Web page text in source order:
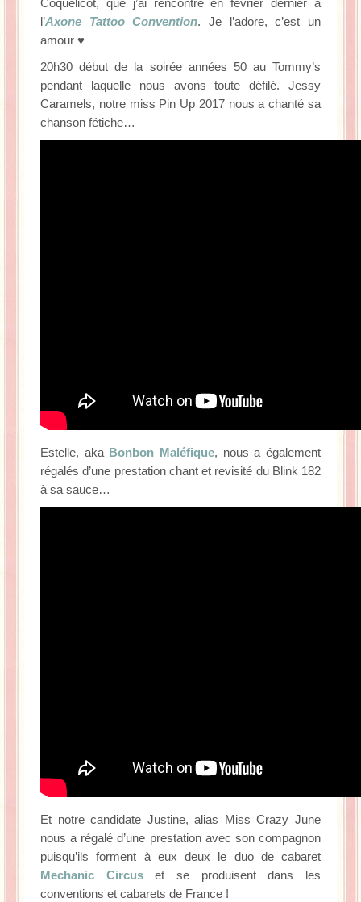
Coquelicot, que j’ai rencontré en février dernier à
l’Axone Tattoo Convention. Je l’adore, c’est un
amour ♥
20h30 début de la soirée années 50 au Tommy’s
pendant laquelle nous avons toute défilé. Jessy
Caramels, notre miss Pin Up 2017 nous a chanté sa
chanson fétiche…
Estelle, aka Bonbon Maléfique, nous a également
régalés d’une prestation chant et revisité du Blink 182
à sa sauce…
Et notre candidate Justine, alias Miss Crazy June
nous a régalé d’une prestation avec son compagnon
puisqu’ils forment à eux deux le duo de cabaret
Mechanic Circuset se produisent dans les
conventions et cabarets de France !